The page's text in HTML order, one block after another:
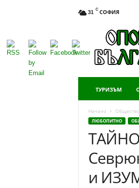
31 C СОФИЯ
ТУРИЗЪМ
Начало
ЛЮБОПИТНО
и